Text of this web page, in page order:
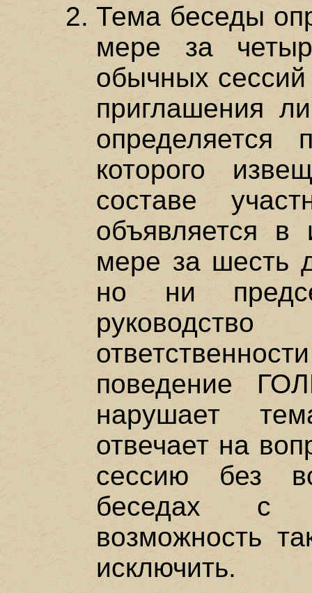
Тема беседы
мере за
обычных
приглашения
которого
составе
объявляется в
мере за шесть
но ни
поведение
нарушает
отвечает на
сессию без
беседах с
возможность
исключить.